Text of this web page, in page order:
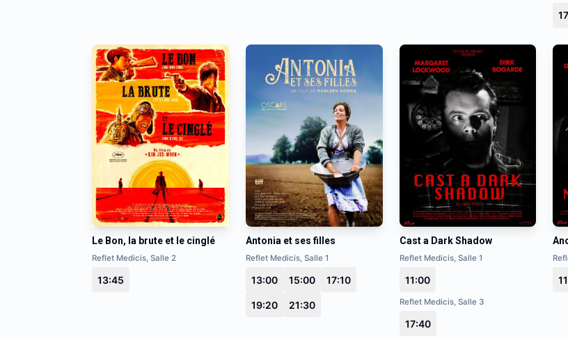
Le Bon, la brute et le cinglé
Reflet Medicis, Salle 2
13:45
Antonia et ses filles
Reflet Medicis, Salle 1
13:00 15:00 17:10
19:20 21:30
Cast a Dark Shadow
Reflet Medicis, Salle 1
11:00
Reflet Medicis, Salle 3
17:40